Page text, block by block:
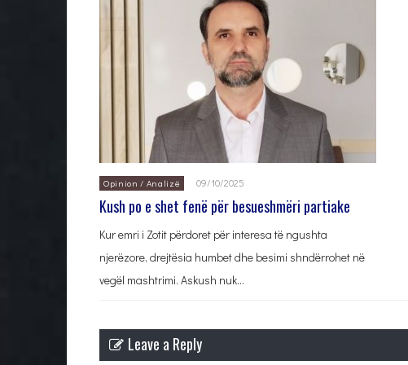
Opinion / Analizë 09/10/2025
Kush po e shet fenë për besueshmëri partiake
Kur emri i Zotit përdoret për interesa të ngushta
njerëzore, drejtësia humbet dhe besimi shndërrohet në
vegël mashtrimi. Askush nuk…
Leave a Reply